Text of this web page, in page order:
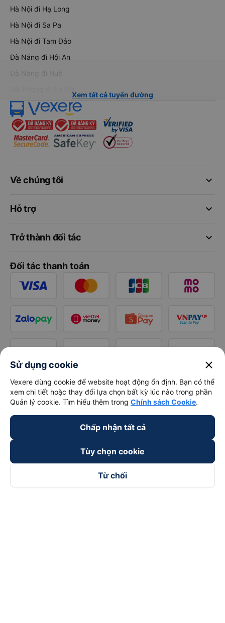
Hà Nội đi Hạ Long
Hà Nội đi Sa Pa
Hà Nội đi Tam Đảo
Đà Nẵng đi Hội An
Đà Nẵng đi Huế
Xem tất cả tuyến đường
keyboard_arrow_down
Về chúng tôi
keyboard_arrow_down
Hỗ trợ
keyboard_arrow_down
Trở thành đối tác
Đối tác thanh toán
Sử dụng cookie close
Vexere dùng cookie để website hoạt động ổn định. Bạn có thể
xem chi tiết hoặc thay đổi lựa chọn bất kỳ lúc nào trong phần
Quản lý cookie. Tìm hiểu thêm trong Chính sách Cookie.
Chấp nhận tất cả
Tùy chọn cookie
Từ chối